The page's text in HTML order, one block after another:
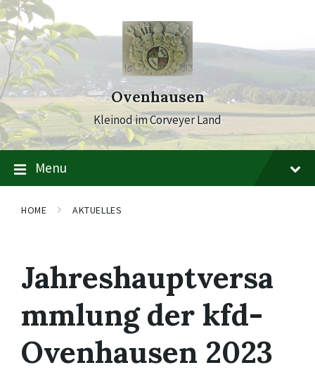
Skip
to
content
Skip
to
main
navigation
Skip
to
footer
Ovenhausen
Kleinod im Corveyer Land
Menu
HOME AKTUELLES
Jahreshauptversa
mmlung der kfd-
Ovenhausen 2023